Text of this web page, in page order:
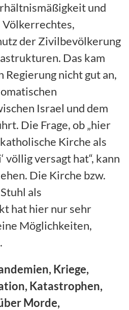
und
der Zivilbevölkerung
Das kam
Regierung nicht gut an,
Israel und dem
Die Frage, ob „hier
Kirche als
völlig versagt hat“, kann
Die Kirche bzw.
als
hat hier nur sehr
Möglichkeiten,
Kriege,
Katastrophen,
Morde,